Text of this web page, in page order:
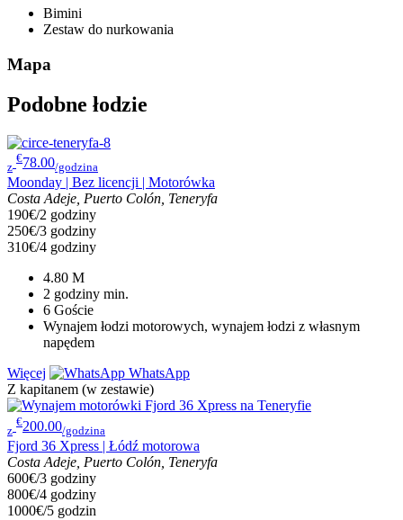
Bimini
Zestaw do nurkowania
Mapa
Podobne łodzie
z
€78.00/godzina
Moonday | Bez licencji | Motorówka
Costa Adeje, Puerto Colón, Teneryfa
190€/2 godziny
250€/3 godziny
310€/4 godziny
4.80 M
2 godziny min.
6 Goście
Wynajem łodzi motorowych, wynajem łodzi z własnym
napędem
Więcej
WhatsApp
Z kapitanem (w zestawie)
z
€200.00/godzina
Fjord 36 Xpress | Łódź motorowa
Costa Adeje, Puerto Colón, Teneryfa
600€/3 godziny
800€/4 godziny
1000€/5 godzin